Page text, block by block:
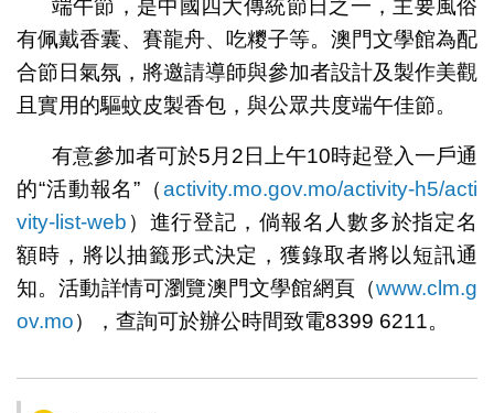
端午節，是中國四大傳統節日之一，主要風俗
有佩戴香囊、賽龍舟、吃糭子等。澳門文學館為配
合節日氣氛，將邀請導師與參加者設計及製作美觀
且實用的驅蚊皮製香包，與公眾共度端午佳節。
有意參加者可於5月2日上午10時起登入一戶通
的“活動報名”（activity.mo.gov.mo/activity-h5/acti
vity-list-web ）進行登記，倘報名人數多於指定名
額時，將以抽籤形式決定，獲錄取者將以短訊通
知。活動詳情可瀏覽澳門文學館網頁（www.clm.g
ov.mo），查詢可於辦公時間致電8399 6211。